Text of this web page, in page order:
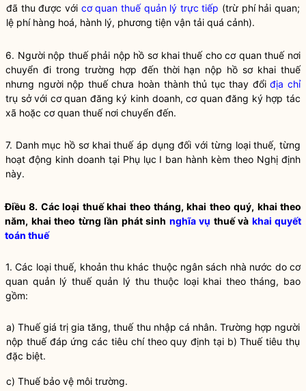
đã thu được với cơ quan thuế quản lý trực tiếp (trừ phí hải quan;
lệ phí hàng hoá, hành lý, phương tiện vận tải quá cảnh).
6. Người nộp thuếphải nộp hồ sơ khaithuếcho cơ quanthuếnơi
chuyển đi trong trường hợp đến thời hạn nộp hồ sơ khai thuế
nhưng người nộp thuếchưa hoàn thành thủ tục thay đổiđịa chỉ
trụ sở với cơ quan đăng ký kinh doanh, cơ quan đăng ký hợp tác
xã hoặc cơ quan thuếnơi chuyển đến.
7. Danh mục hồ sơ khai thuế áp dụng đối với từng loại thuế, từng
hoạt động kinh doanh tại Phụ lục I ban hành kèm theo Nghị định
này.
Điều 8. Các loại thuế khai theo tháng, khai theo quý, khai theo
năm, khai theo từng lần phát sinh nghĩa vụ thuế và khai quyết
toán thuế
1. Các loạithuế, khoản thu khác thuộc ngân sách nhà nước do cơ
quan quản lý thuếquản lý thu thuộc loại khai theo tháng, bao
gồm:
a)Thuếgiá trị gia tăng,thuếthu nhập cá nhân. Trường hợp người
nộp thuếđáp ứng các tiêu chí theo quy định tại b)Thuếtiêu thụ
đặc biệt.
c) Thuếbảo vệ môi trường.